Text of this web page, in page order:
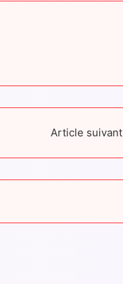
Article suivant